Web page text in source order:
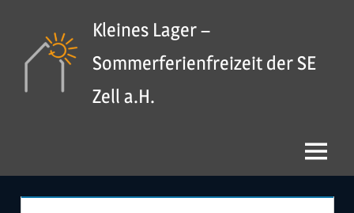
springen
Kleines Lager –
Sommerferienfreizeit der SE
Zell a.H.
Menü